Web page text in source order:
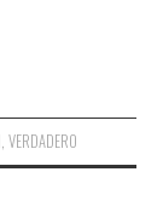
, VERDADERO